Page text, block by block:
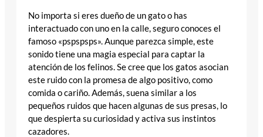
No importa si eres dueño de un gato o has
interactuado con uno en la calle, seguro conoces el
famoso «pspspsps». Aunque parezca simple, este
sonido tiene una magia especial para captar la
atención de los felinos. Se cree que los gatos asocian
este ruido con la promesa de algo positivo, como
comida o cariño. Además, suena similar a los
pequeños ruidos que hacen algunas de sus presas, lo
que despierta su curiosidad y activa sus instintos
cazadores.